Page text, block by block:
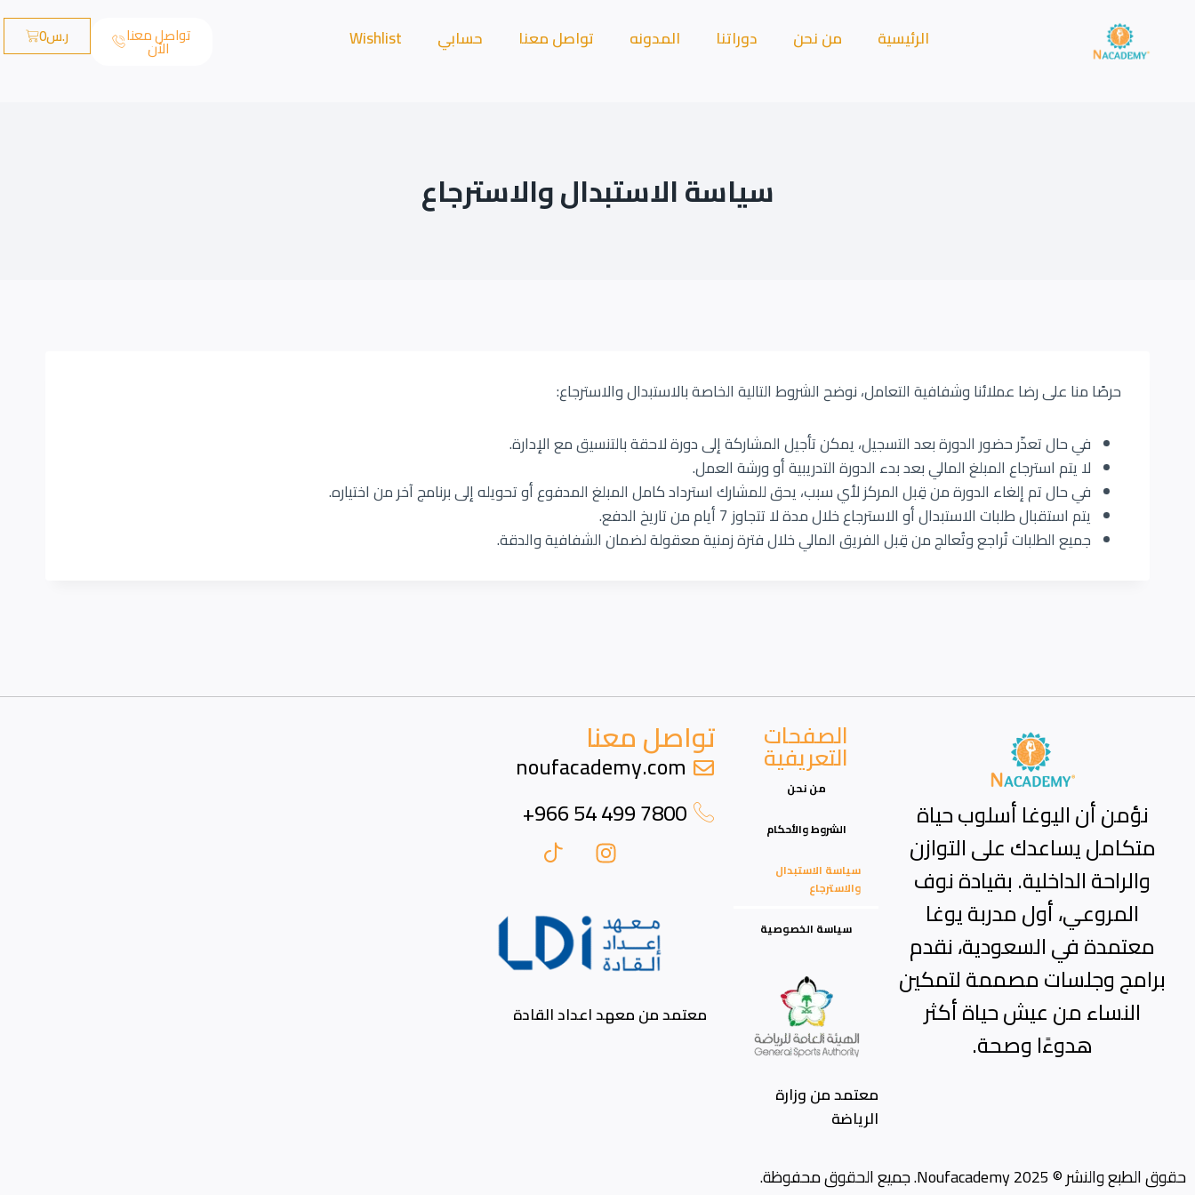
الرئيسية من نحن دوراتنا المدونه تواصل معنا حسابي Wishlist تواصل معنا
الأن ر.س0
سياسة الاستبدال والاسترجاع
حرصًا منا على رضا عملائنا وشفافية التعامل، نوضح الشروط التالية الخاصة بالاستبدال والاسترجاع:
في حال تعذّر حضور الدورة بعد التسجيل، يمكن تأجيل المشاركة إلى دورة لاحقة بالتنسيق مع الإدارة.
لا يتم استرجاع المبلغ المالي بعد بدء الدورة التدريبية أو ورشة العمل.
في حال تم إلغاء الدورة من قِبل المركز لأي سبب، يحق للمشارك استرداد كامل المبلغ المدفوع أو تحويله إلى برنامج آخر من اختياره.
يتم استقبال طلبات الاستبدال أو الاسترجاع خلال مدة لا تتجاوز 7 أيام من تاريخ الدفع.
جميع الطلبات تُراجع وتُعالج من قِبل الفريق المالي خلال فترة زمنية معقولة لضمان الشفافية والدقة.
نؤمن أن اليوغا أسلوب حياة
متكامل يساعدك على التوازن
والراحة الداخلية. بقيادة نوف
المروعي، أول مدربة يوغا
معتمدة في السعودية، نقدم
برامج وجلسات مصممة لتمكين
النساء من عيش حياة أكثر
هدوءًا وصحة.
الصفحات
التعريفية
من نحن
الشروط والأحكام
سياسة الاستبدال
والاسترجاع
سياسة الخصوصية
معتمد من وزارة
الرياضة
تواصل معنا
noufacademy.com
⁦+966 54 499 7800
معتمد من معهد اعداد القادة
حقوق الطبع والنشر © 2025 Noufacademy. جميع الحقوق محفوظة.